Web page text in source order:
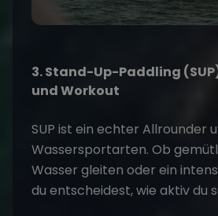
3. Stand-Up-Paddling
und Workout
SUP ist ein echter Allrounder
Wassersportarten. Ob
Wasser gleiten oder ein
du entscheidest, wie aktiv du